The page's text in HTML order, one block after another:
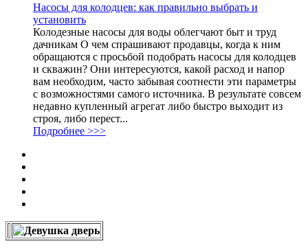
Насосы для колодцев: как правильно выбрать и
установить
Колодезные насосы для воды облегчают быт и труд
дачникам О чем спрашивают продавцы, когда к ним
обращаются с просьбой подобрать насосы для колодцев
и скважин? Они интересуются, какой расход и напор
вам необходим, часто забывая соотнести эти параметры
с возможностями самого источника. В результате совсем
недавно купленный агрегат либо быстро выходит из
строя, либо перест...
Подробнее >>>